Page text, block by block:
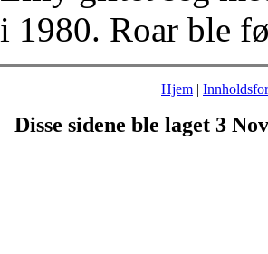
i 1980. Roar ble
Hjem |
Disse sidene ble laget 3